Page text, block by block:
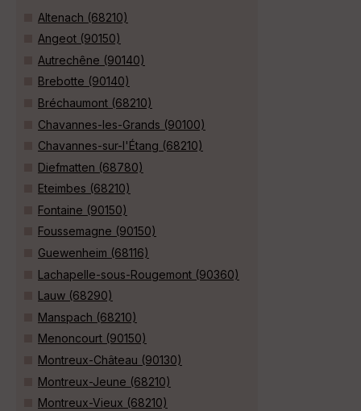
Altenach (68210)
Angeot (90150)
Autrechêne (90140)
Brebotte (90140)
Bréchaumont (68210)
Chavannes-les-Grands (90100)
Chavannes-sur-l'Étang (68210)
Diefmatten (68780)
Eteimbes (68210)
Fontaine (90150)
Foussemagne (90150)
Guewenheim (68116)
Lachapelle-sous-Rougemont (90360)
Lauw (68290)
Manspach (68210)
Menoncourt (90150)
Montreux-Château (90130)
Montreux-Jeune (68210)
Montreux-Vieux (68210)